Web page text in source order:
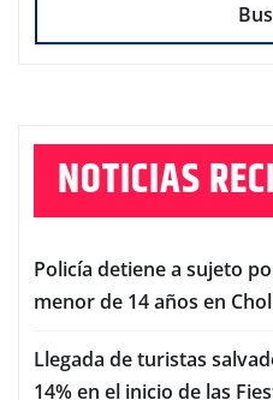
NOTICIAS
Policía detiene a sujeto
menor de 14 años en
Llegada de turistas
14% en el inicio de las